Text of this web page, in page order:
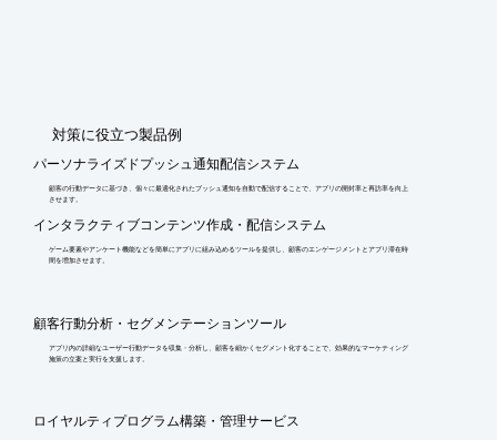
​対策に役立つ製品例
パーソナライズドプッシュ通知配信システム
顧客の行動データに基づき、個々に最適化されたプッシュ通知を自動で配信することで、アプリの開封率と再訪率を向上
させます。
インタラクティブコンテンツ作成・配信システム
ゲーム要素やアンケート機能などを簡単にアプリに組み込めるツールを提供し、顧客のエンゲージメントとアプリ滞在時
間を増加させます。
顧客行動分析・セグメンテーションツール
アプリ内の詳細なユーザー行動データを収集・分析し、顧客を細かくセグメント化することで、効果的なマーケティング
施策の立案と実行を支援します。
ロイヤルティプログラム構築・管理サービス